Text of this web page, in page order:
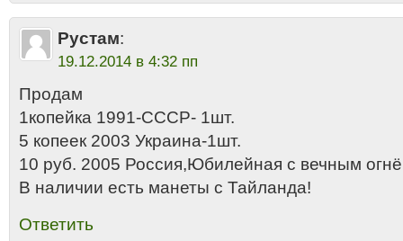
Рустам:
19.12.2014 в 4:32 пп
Продам
1копейка 1991-СССР- 1шт.
5 копеек 2003 Украина-1шт.
10 руб. 2005 Россия,Юбилейная с вечным
В наличии есть манеты с Тайланда!
Ответить